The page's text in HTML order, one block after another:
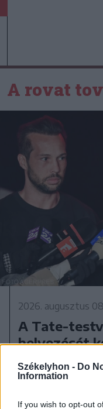
Székelyhon - Do
Information
If you wish to opt-out
A rovat
2026. augusztus
A Tate-
helyezését